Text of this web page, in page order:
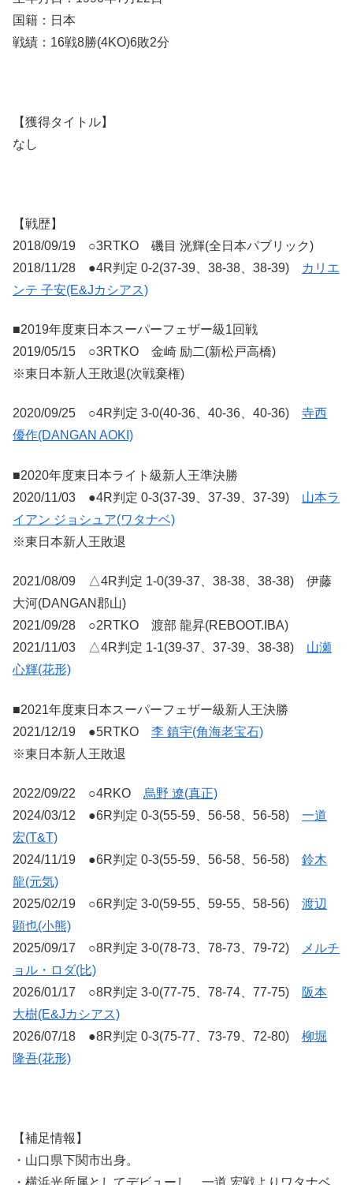
国籍：日本
戦績：16戦8勝(4KO)6敗2分
【獲得タイトル】
なし
【戦歴】
2018/09/19 ○3RTKO 磯目 洸輝(全日本パブリック)
2018/11/28 ●4R判定 0-2(37-39、38-38、38-39)
カリエ
ンテ 子安(E&Jカシアス)
■2019年度東日本スーパーフェザー級1回戦
2019/05/15 ○3RTKO 金崎 励二(新松戸高橋)
※東日本新人王敗退(次戦棄権)
2020/09/25 ○4R判定 3-0(40-36、40-36、40-36) 寺西
優作(DANGAN AOKI)
■2020年度東日本ライト級新人王準決勝
2020/11/03 ●4R判定 0-3(37-39、37-39、37-39) 山本ラ
イアン ジョシュア(ワタナベ)
※東日本新人王敗退
2021/08/09 △4R判定 1-0(39-37、38-38、38-38) 伊藤
大河(DANGAN郡山)
2021/09/28 ○2RTKO 渡部 龍昇(REBOOT.IBA)
2021/11/03 △4R判定 1-1(39-37、37-39、38-38) 山瀬
心輝(花形)
■2021年度東日本スーパーフェザー級新人王決勝
2021/12/19 ●5RTKO 李 鎮宇(角海老宝石)
※東日本新人王敗退
2022/09/22 ○4RKO 烏野 遼(真正)
2024/03/12 ●6R判定 0-3(55-59、56-58、56-58) 一道
宏(T&T)
2024/11/19 ●6R判定 0-3(55-59、56-58、56-58) 鈴木
龍(元気)
2025/02/19 ○6R判定 3-0(59-55、59-55、58-56) 渡辺
顕也(小熊)
2025/09/17 ○8R判定 3-0(78-73、78-73、79-72)
メルチ
ョル・ロダ(比)
2026/01/17 ○8R判定 3-0(77-75、78-74、77-75)
阪本
大樹(E&Jカシアス)
2026/07/18 ●8R判定 0-3(75-77、73-79、72-80) 柳堀
隆吾(花形)
【補足情報】
・山口県下関市出身。
・横浜光所属としてデビューし、一道 宏戦よりワタナベ